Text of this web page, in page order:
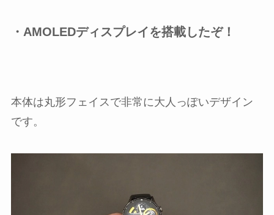
・AMOLEDディスプレイを搭載したぞ！
本体は丸形フェイスで非常に大人っぽいデザイン
です。